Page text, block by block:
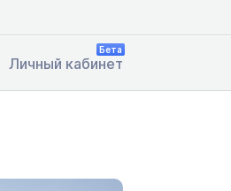
Личный кабинет
Бета